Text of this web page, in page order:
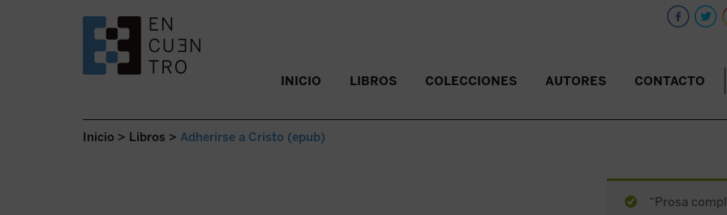
SALTAR AL CONTENIDO. INICIO LIBROS COLECCIONES AUTORES CONTACTO
Inicio > Libros > Adherirse a Cristo (epub)
“Prosa